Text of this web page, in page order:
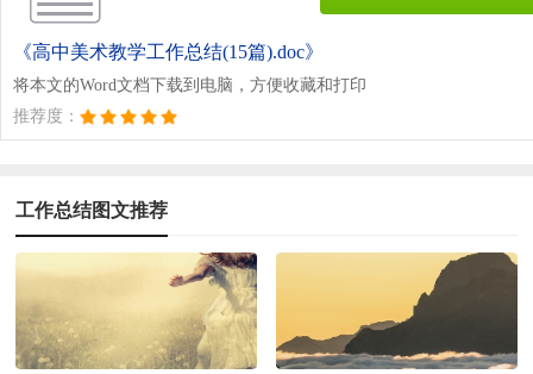
《高中美术教学工作总结(15篇).doc》
将本文的Word文档下载到电脑，方便收藏和打印
推荐度：
工作总结图文推荐